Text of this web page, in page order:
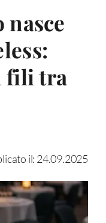
fili tra
il: 24.09.2025